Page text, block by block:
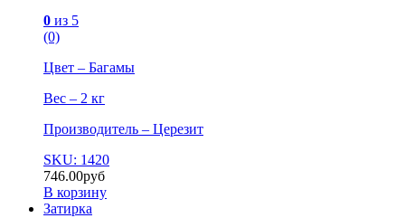
0 из 5
(0)
Цвет – Багамы
Вес – 2 кг
Производитель – Церезит
SKU: 1420
746.00руб
В корзину
Затирка